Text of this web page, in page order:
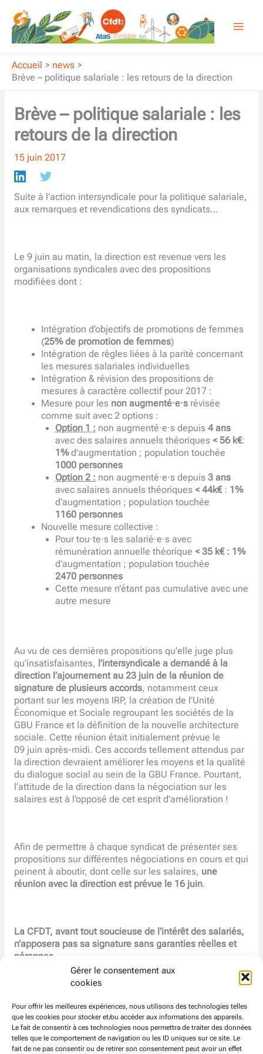
Gérer le consentement aux
cookies
Pour offrir les meilleures expériences, nous utilisons des technologies telles
que les cookies pour stocker et/ou accéder aux informations des appareils.
Le fait de consentir à ces technologies nous permettra de traiter des données
telles que le comportement de navigation ou les ID uniques sur ce site. Le
fait de ne pas consentir ou de retirer son consentement peut avoir un effet
contenu
Accueil
news
Brève – politique salariale : les retours de la direction
Brève – politique salariale : les
retours de la direction
15 juin 2017
Suite à l’action intersyndicale pour la politique salariale,
aux remarques et revendications des syndicats…
Le 9 juin au matin, la direction est revenue vers les
organisations syndicales avec des propositions
modifiées dont :
Intégration d’objectifs de promotions de femmes
(25% de promotion de femmes)
Intégration de règles liées à la parité concernant
les mesures salariales individuelles
Intégration & révision des propositions de
mesures à caractère collectif pour 2017 :
Mesure pour les non augmenté·e·s révisée
comme suit avec 2 options :
Option 1 : non augmenté·e·s depuis 4 ans
avec des salaires annuels théoriques < 56 k€:
1%d’augmentation ; population touchée
1000 personnes
Option 2 : non augmenté·e·s depuis 3 ans
avec salaires annuels théoriques < 44k€: 1%
d’augmentation ; population touchée
1160 personnes
Nouvelle mesure collective :
Pour tou·te·s les salarié·e·s avec
rémunération annuelle théorique < 35 k€ : 1%
d’augmentation ; population touchée
2470 personnes
Cette mesure n’étant pas cumulative avec une
autre mesure
Au vu de ces dernières propositions qu’elle juge plus
qu’insatisfaisantes, l’intersyndicale a demandé à la
direction l’ajournement au 23 juin de la réunion de
signature de plusieurs accords, notamment ceux
portant sur les moyens IRP, la création de l’Unité
Économique et Sociale regroupant les sociétés de la
GBU France et la définition de la nouvelle architecture
sociale. Cette réunion était initialement prévue le
09 juin après-midi. Ces accords tellement attendus par
la direction devraient améliorer les moyens et la qualité
du dialogue social au sein de la GBU France. Pourtant,
l’attitude de la direction dans la négociation sur les
salaires est à l’opposé de cet esprit d’amélioration !
Afin de permettre à chaque syndicat de présenter ses
propositions sur différentes négociations en cours et qui
peinent à aboutir, dont celle sur les salaires, une
réunion avec la direction est prévue le 16 juin.
La CFDT, avant tout soucieuse de l’intérêt des salariés,
n’apposera pas sa signature sans garanties réelles et
pérennes.
Pour rester connecté·e et informé·e : téléchargez dès à
présent la version B denotre AppliMobile via
http://CFDTATOS1.MOBAPP.AT(fonctionne sur tous les
smartphones).Nous testerons ensemble cette première